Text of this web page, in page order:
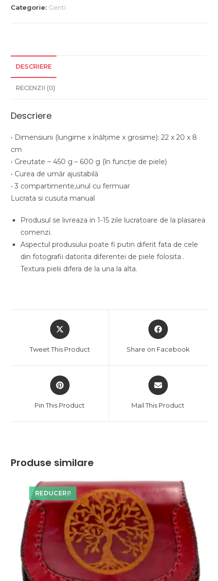
piele
Categorie: Genti
DESCRIERE
RECENZII (0)
Descriere
• Dimensiuni (lungime x înălţime x grosime): 22 x 20 x 8
cm
• Greutate ~ 450 g – 600 g (în funcție de piele)
• Curea de umăr ajustabilă
• 3 compartimente,unul cu fermuar
Lucrata si cusuta manual
Produsul se livreaza in 1-15 zile lucratoare de la plasarea
comenzi.
Aspectul produsului poate fi putin diferit fata de cele
din fotografii datorita diferentei de piele folosita .
Textura pielii difera de la una la alta.
Opens
in
new
Tweet This Product
Opens
in
new
Share on Facebook
Opens
in
new
Pin This Product
Opens
in
new
Mail This Product
Produse similare
REDUCERI!